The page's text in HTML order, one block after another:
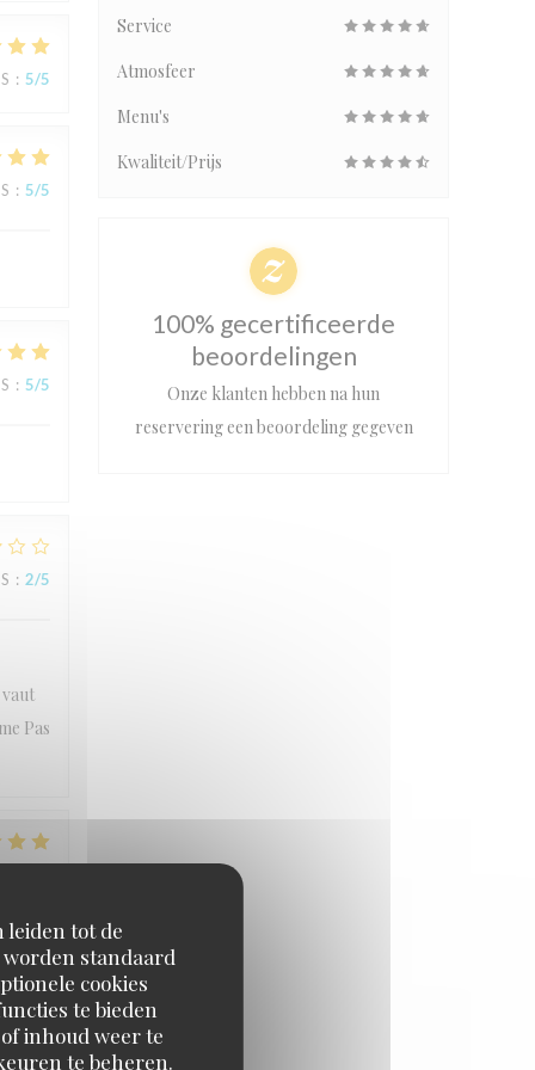
leiden tot de
standaard
cookies
te bieden
inhoud weer te
te beheren.
: 5/5
: 5/5
: 5/5
: 2/5
Pas
Service
Atmosfeer
Menu's
Kwaliteit/Prijs
100% gecertificeerde
beoordelingen
Onze klanten hebben na hun
reservering een beoordeling gegeven